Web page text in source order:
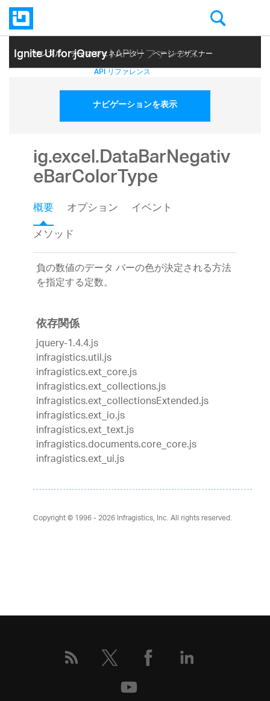
Ignite UI for jQuery| API リファレンス
サンプル テーマ ジェネレーター ページ デザイナー
ヘルプ トピック API リファレンス
ナビゲーションを表示
ig.excel.DataBarNegativ
eBarColorType
概要 オプション
イベント
メソッド
負の数値のデータ バーの色が決定される方法
を指定する定数。
依存関係
jquery-1.4.4.js
infragistics.util.js
infragistics.ext_core.js
infragistics.ext_collections.js
infragistics.ext_collectionsExtended.js
infragistics.ext_io.js
infragistics.ext_text.js
infragistics.documents.core_core.js
infragistics.ext_ui.js
Copyright © 1996 - 2026Infragistics, Inc. All rights reserved.